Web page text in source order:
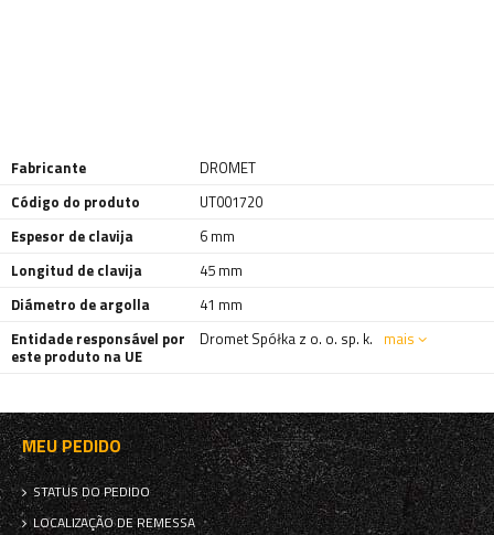
Fabricante
DROMET
Código do produto
UT001720
Espesor de clavija
6 mm
Longitud de clavija
45 mm
Diámetro de argolla
41 mm
Entidade responsável por
este produto na UE
Dromet Spółka z o. o. sp. k. mais
MEU PEDIDO
STATUS DO PEDIDO
LOCALIZAÇÃO DE REMESSA